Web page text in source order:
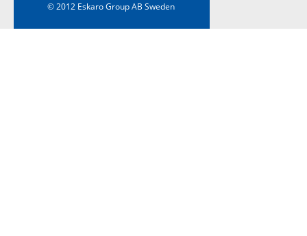
© 2012 Eskaro Group AB Sweden